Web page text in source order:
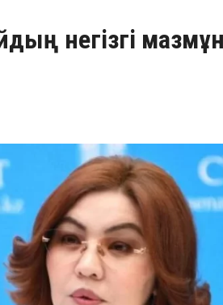
негізгі